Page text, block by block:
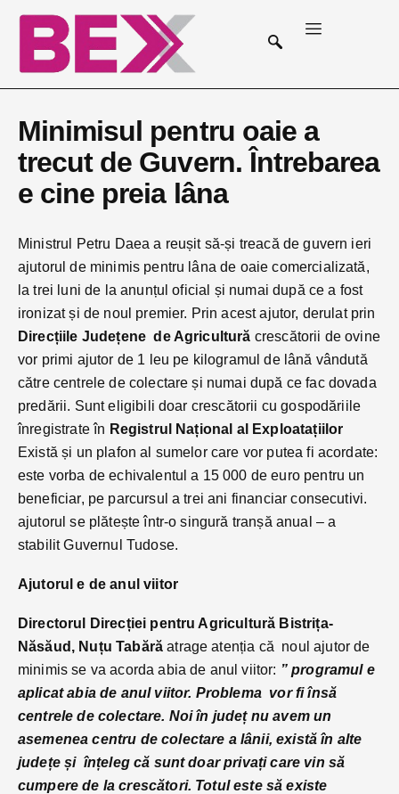
Minimisul pentru oaie a
trecut de Guvern. Întrebarea
e cine preia lâna
Ministrul Petru Daea a reușit să-și treacă de guvern ieri
ajutorul de minimis pentru lâna de oaie comercializată,
la trei luni de la anunțul oficial și numai după ce a fost
ironizat și de noul premier. Prin acest ajutor, derulat prin
Direcțiile Județene de Agricultură crescătorii de ovine
vor primi ajutor de 1 leu pe kilogramul de lână vândută
către centrele de colectare și numai după ce fac dovada
predării. Sunt eligibili doar crescătorii cu gospodăriile
înregistrate în Registrul Național al Exploatațiilor
Există și un plafon al sumelor care vor putea fi acordate:
este vorba de echivalentul a 15 000 de euro pentru un
beneficiar, pe parcursul a trei ani financiar consecutivi.
ajutorul se plătește într-o singură tranșă anual – a
stabilit Guvernul Tudose.
Ajutorul e de anul viitor
Directorul Direcției pentru Agricultură Bistrița-
Năsăud, Nuțu Tabără atrage atenția că noul ajutor de
minimis se va acorda abia de anul viitor: ” programul e
aplicat abia de anul viitor. Problema vor fi însă
centrele de colectare. Noi în județ nu avem un
asemenea centru de colectare a lânii, există în alte
județe și înțeleg că sunt doar privați care vin să
cumpere de la crescători. Totul este să existe